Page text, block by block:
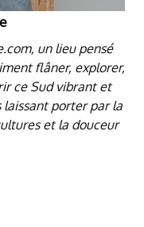
un lieu pensé
flâner, explorer,
ce Sud vibrant et
porter par la
et la douceur